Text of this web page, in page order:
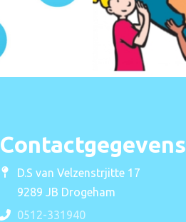
Contactgegevens
D.S van Velzenstrjitte 17
9289 JB Drogeham
0512-331940